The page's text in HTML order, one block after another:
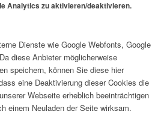
Analytics zu aktivieren/deaktivieren.
Dienste wie Google Webfonts, Google
diese Anbieter möglicherweise
speichern, können Sie diese hier
eine Deaktivierung dieser Cookies die
Webseite erheblich beeinträchtigen
einem Neuladen der Seite wirksam.